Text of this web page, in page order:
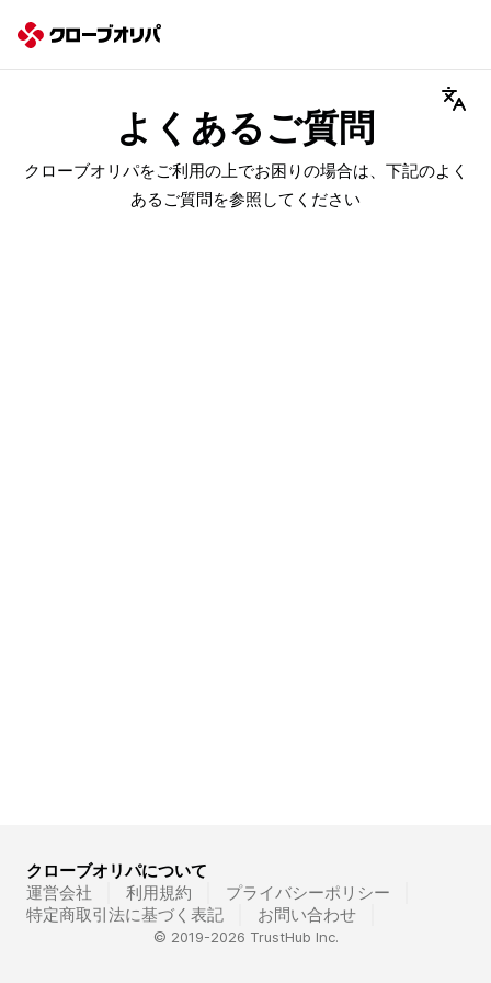
よくあるご質問
クローブオリパをご利用の上でお困りの場合は、下記のよく
あるご質問を参照してください
クローブオリパについて
運営会社
利用規約
プライバシーポリシー
特定商取引法に基づく表記
お問い合わせ
© 2019-2026 TrustHub Inc.